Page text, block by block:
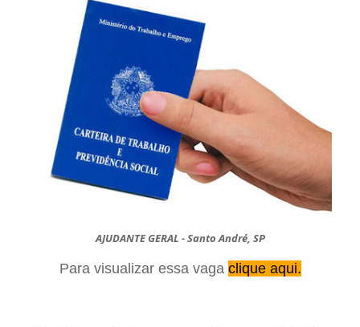
AJUDANTE GERAL - Santo André, SP
Para visualizar essa vaga clique aqui.